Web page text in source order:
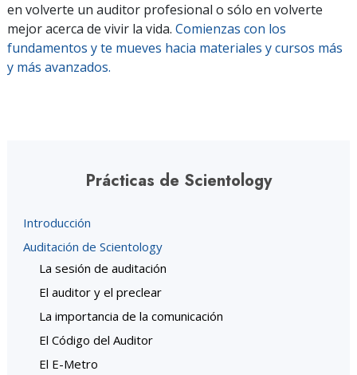
en volverte un auditor profesional o sólo en volverte
mejor acerca de vivir la vida. Comienzas con los
fundamentos y te mueves hacia materiales y cursos más
y más avanzados.
Prácticas de Scientology
Introducción
Auditación de Scientology
La sesión de auditación
El auditor y el preclear
La importancia de la comunicación
El Código del Auditor
El E-Metro